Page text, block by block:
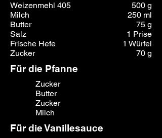
Weizenmehl 405
Milch
Butter
Salz
Frische Hefe
Zucker
500 g
250 ml
75 g
1 Prise
1 Würfel
70 g
Für die Pfanne
Zucker
Butter
Zucker
Milch
Für die Vanillesauce